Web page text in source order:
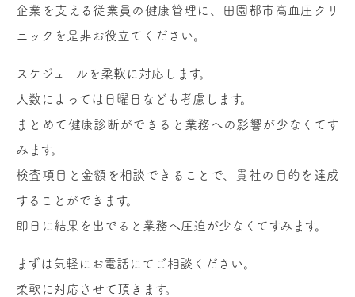
企業を支える従業員の健康管理に、田園都市高血圧クリ
ニックを是非お役立てください。
スケジュールを柔軟に対応します。
人数によっては日曜日なども考慮します。
まとめて健康診断ができると業務への影響が少なくてす
みます。
検査項目と金額を相談できることで、貴社の目的を達成
することができます。
即日に結果を出でると業務へ圧迫が少なくてすみます。
まずは気軽にお電話にてご相談ください。
柔軟に対応させて頂きます。